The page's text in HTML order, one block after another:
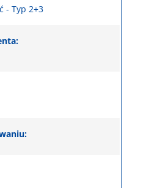
- Typ 2+3